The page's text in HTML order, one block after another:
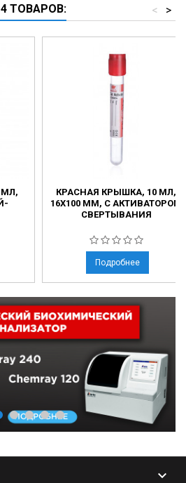
ТОВАРОВ: >
<
МЛ,
КРАСНАЯ КРЫШКА, 10 МЛ,
16Х100 ММ, С АКТИВАТОРОМ
СВЕРТЫВАНИЯ
Подробнее
